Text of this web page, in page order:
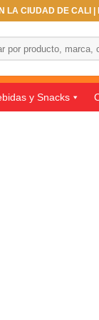
LA CIUDAD DE CALI
y Snacks